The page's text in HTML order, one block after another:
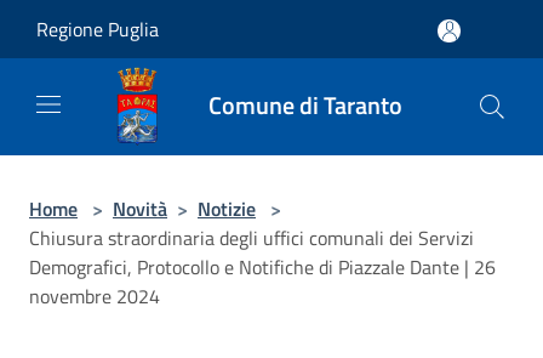
Regione Puglia
Comune di Taranto
Home > Novità > Notizie >
Chiusura straordinaria degli uffici comunali dei Servizi
Demografici, Protocollo e Notifiche di Piazzale Dante | 26
novembre 2024